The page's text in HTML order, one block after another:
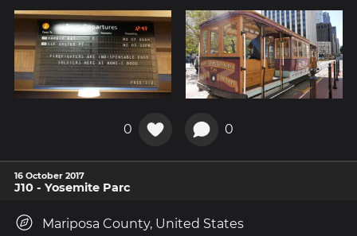
0 0
16 October 2017
J10 - Yosemite Parc
Mariposa County, United States